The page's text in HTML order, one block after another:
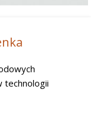
technologii